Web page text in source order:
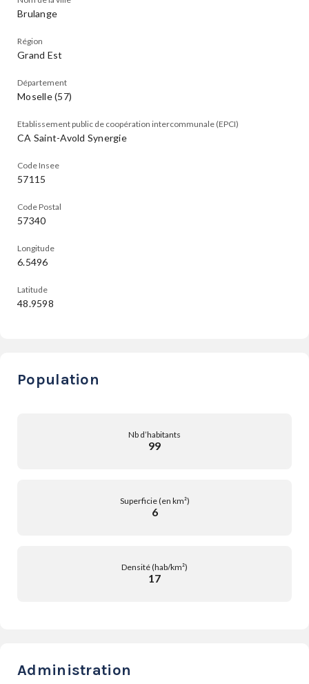
Brulange
Région
Grand Est
Département
Moselle (57)
Etablissement public de coopération intercommunale (EPCI)
CA Saint-Avold Synergie
Code Insee
57115
Code Postal
57340
Longitude
6.5496
Latitude
48.9598
Population
Nb d’habitants
99
Superficie (en km²)
6
Densité (hab/km²)
17
Administration